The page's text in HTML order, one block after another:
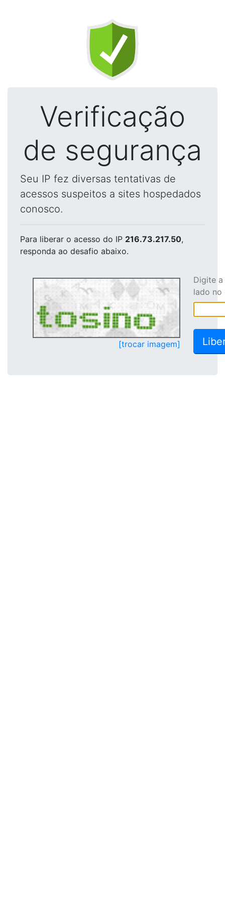
Verificação
de segurança
Seu IP fez diversas tentativas de
acessos suspeitos a sites hospedados
conosco.
Para liberar o acesso do IP 216.73.217.50,
responda ao desafio abaixo.
[trocar imagem]
Digite
lado no